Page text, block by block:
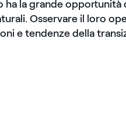
la grande opportunità
Osservare il loro
e tendenze della